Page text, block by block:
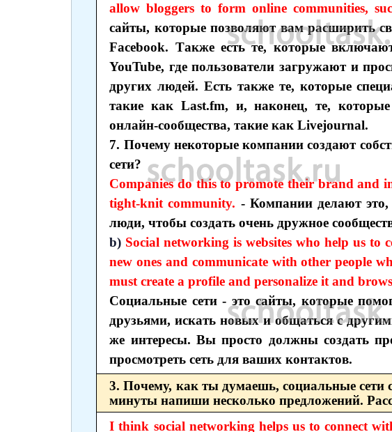
allow bloggers to form online communities,
сайты, которые позволяют вам расширить
Facebook. Также есть те, которые
YouTube, где пользователи загружают и
других людей. Есть также те, которые
такие как Last.fm, и, наконец, те, которые
онлайн-сообщества, такие как Livejournal.
7. Почему некоторые компании создают
сети?
Companies do this to promote their brand and
tight-knit community. - Компании делают это,
люди, чтобы создать очень дружное
b) Social networking is websites who help us to
new ones and communicate with other people
must create a profile and personalize it and
Социальные сети - это сайты, которые
друзьями, искать новых и общаться с
же интересы. Вы просто должны создать
просмотреть сеть для ваших контактов.
3. Почему, как ты думаешь, социальные сети
минуты напиши несколько предложений.
I think social networking helps us to connect